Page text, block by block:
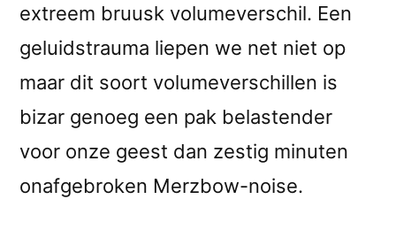
extreem bruusk volumeverschil. Een
geluidstrauma liepen we net niet op
maar dit soort volumeverschillen is
bizar genoeg een pak belastender
voor onze geest dan zestig minuten
onafgebroken Merzbow-noise.